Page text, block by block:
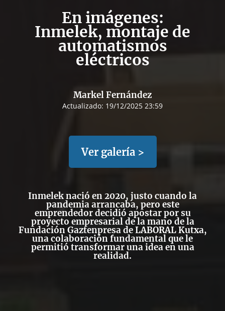
En imágenes:
Inmelek, montaje de
automatismos
eléctricos
Markel Fernández
Actualizado: 19/12/2025 23:59
Ver galería >
Inmelek nació en 2020, justo cuando la
pandemia arrancaba, pero este
emprendedor decidió apostar por su
proyecto empresarial de la mano de la
Fundación Gaztenpresa de LABORAL Kutxa,
una colaboración fundamental que le
permitió transformar una idea en una
realidad.